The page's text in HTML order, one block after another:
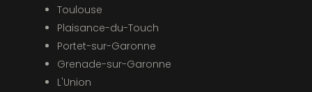
Toulouse
Plaisance-du-Touch
Portet-sur-Garonne
Grenade-sur-Garonne
L'Union